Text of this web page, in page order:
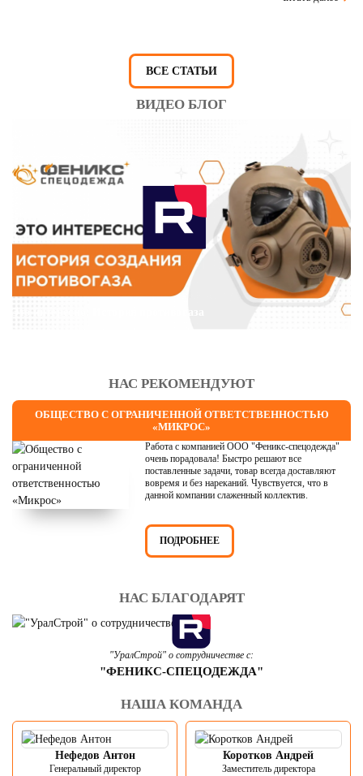
ВСЕ СТАТЬИ
ВИДЕО БЛОГ
НАС РЕКОМЕНДУЮТ
ОБЩЕСТВО С ОГРАНИЧЕННОЙ ОТВЕТСТВЕННОСТЬЮ
«МИКРОС»
Работа с компанией ООО "Феникс-спецодежда"
очень порадовала! Быстро решают все
поставленные задачи, товар всегда доставляют
вовремя и без нареканий. Чувствуется, что в
данной компании слаженный коллектив.
ПОДРОБНЕЕ
НАС БЛАГОДАРЯТ
"УралСтрой" о сотрудничестве с:
"ФЕНИКС-СПЕЦОДЕЖДА"
НАША КОМАНДА
Нефедов Антон
Генеральный директор
Коротков Андрей
Заместитель директора